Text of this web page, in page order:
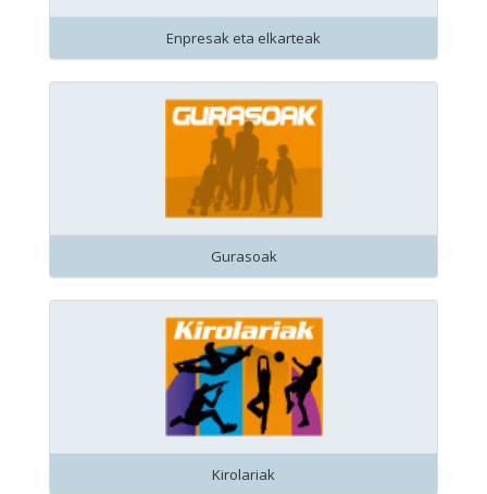
Enpresak eta elkarteak
Gurasoak
Kirolariak